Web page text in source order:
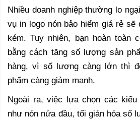
Nhiều doanh nghiệp thường lo
vụ in logo nón bảo hiểm giá rẻ
kém. Tuy nhiên, bạn hoàn toàn
bằng cách tăng số lượng sản
hàng, vì số lượng càng lớn thì
phẩm càng giảm mạnh.
Ngoài ra, việc lựa chọn các kiểu
như nón nửa đầu, tối giản hóa số